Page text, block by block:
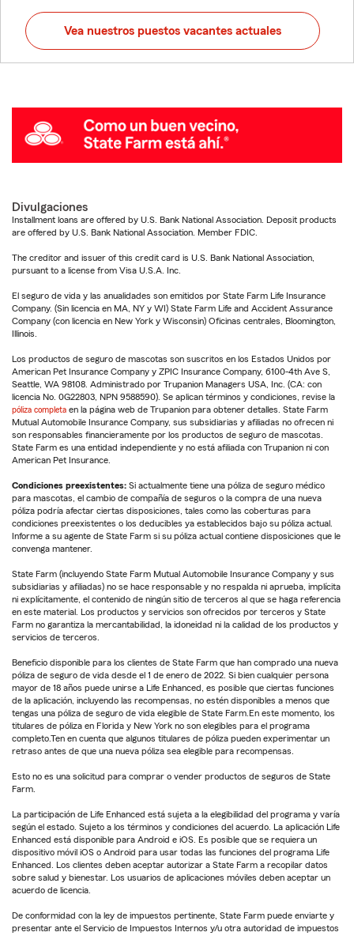
Vea nuestros puestos vacantes actuales
Divulgaciones
Installment loans are offered by U.S. Bank National Association. Deposit products
are offered by U.S. Bank National Association. Member FDIC.
The creditor and issuer of this credit card is U.S. Bank National Association,
pursuant to a license from Visa U.S.A. Inc.
El seguro de vida y las anualidades son emitidos por State Farm Life Insurance
Company. (Sin licencia en MA, NY y WI) State Farm Life and Accident Assurance
Company (con licencia en New York y Wisconsin) Oficinas centrales, Bloomington,
Illinois.
Los productos de seguro de mascotas son suscritos en los Estados Unidos por
American Pet Insurance Company y ZPIC Insurance Company, 6100-4th Ave S,
Seattle, WA 98108. Administrado por Trupanion Managers USA, Inc. (CA: con
licencia No. 0G22803, NPN 9588590). Se aplican términos y condiciones, revise la
póliza completa en la página web de Trupanion para obtener detalles. State Farm
Mutual Automobile Insurance Company, sus subsidiarias y afiliadas no ofrecen ni
son responsables financieramente por los productos de seguro de mascotas.
State Farm es una entidad independiente y no está afiliada con Trupanion ni con
American Pet Insurance.
Condiciones preexistentes: Si actualmente tiene una póliza de seguro médico
para mascotas, el cambio de compañía de seguros o la compra de una nueva
póliza podría afectar ciertas disposiciones, tales como las coberturas para
condiciones preexistentes o los deducibles ya establecidos bajo su póliza actual.
Informe a su agente de State Farm si su póliza actual contiene disposiciones que le
convenga mantener.
State Farm (incluyendo State Farm Mutual Automobile Insurance Company y sus
subsidiarias y afiliadas) no se hace responsable y no respalda ni aprueba, implícita
ni explícitamente, el contenido de ningún sitio de terceros al que se haga referencia
en este material. Los productos y servicios son ofrecidos por terceros y State
Farm no garantiza la mercantabilidad, la idoneidad ni la calidad de los productos y
servicios de terceros.
Beneficio disponible para los clientes de State Farm que han comprado una nueva
póliza de seguro de vida desde el 1 de enero de 2022. Si bien cualquier persona
mayor de 18 años puede unirse a Life Enhanced, es posible que ciertas funciones
de la aplicación, incluyendo las recompensas, no estén disponibles a menos que
tengas una póliza de seguro de vida elegible de State Farm.En este momento, los
titulares de póliza en Florida y New York no son elegibles para el programa
completo.Ten en cuenta que algunos titulares de póliza pueden experimentar un
retraso antes de que una nueva póliza sea elegible para recompensas.
Esto no es una solicitud para comprar o vender productos de seguros de State
Farm.
La participación de Life Enhanced está sujeta a la elegibilidad del programa y varía
según el estado. Sujeto a los términos y condiciones del acuerdo. La aplicación Life
Enhanced está disponible para Android e iOS. Es posible que se requiera un
dispositivo móvil iOS o Android para usar todas las funciones del programa Life
Enhanced. Los clientes deben aceptar autorizar a State Farm a recopilar datos
sobre salud y bienestar. Los usuarios de aplicaciones móviles deben aceptar un
acuerdo de licencia.
De conformidad con la ley de impuestos pertinente, State Farm puede enviarte y
presentar ante el Servicio de Impuestos Internos y/u otra autoridad de impuestos